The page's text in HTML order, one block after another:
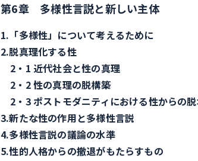
第6章 多様性言説と新しい主体
1.「多様性」について考えるために
2.脱真理化する性
2・1 近代社会と性の真理
2・2 性の真理の脱構築
2・3 ポストモダニティにおける性からの
3.新たな性の作用と多様性言説
4.多様性言説の議論の水準
5.性的人格からの撤退がもたらすもの